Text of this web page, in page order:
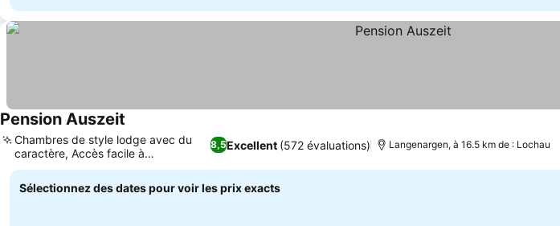
Pension Auszeit
8,5Excellent (572 évaluations)
Chambres de style lodge avec du
caractère, Accès facile à
Langenargen
Langenargen, à 16.5 km de : Lochau
Sélectionnez des dates pour voir les prix exacts